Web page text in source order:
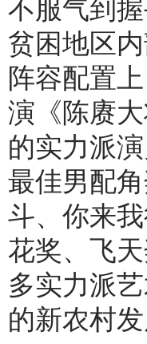
不服气到
贫困地区
阵容配置
演《陈赓
的实力派
最佳男配
斗、你来
花奖、飞
多实力派
的新农村发